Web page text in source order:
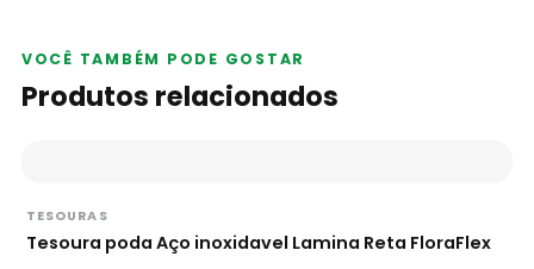
VOCÊ TAMBÉM PODE GOSTAR
Produtos relacionados
TESOURAS
Tesoura poda Aço inoxidavel Lamina Reta FloraFlex